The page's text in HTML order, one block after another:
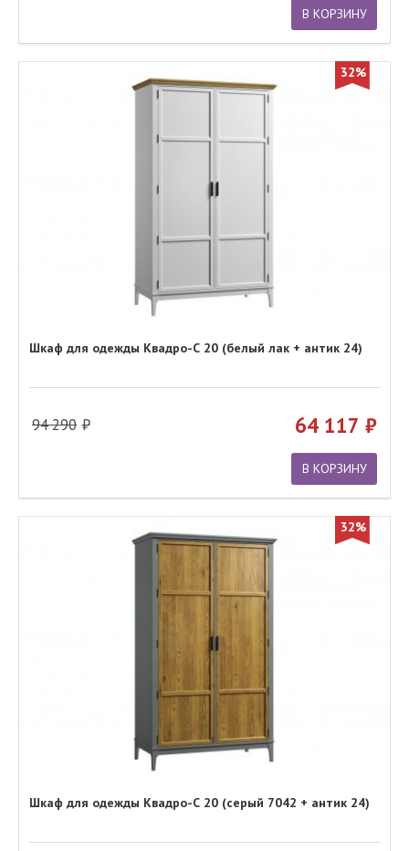
В КОРЗИНУ
32%
Шкаф для одежды Квадро-С 20 (белый лак + антик 24)
94 290 64 117
В КОРЗИНУ
32%
Шкаф для одежды Квадро-С 20 (серый 7042 + антик 24)